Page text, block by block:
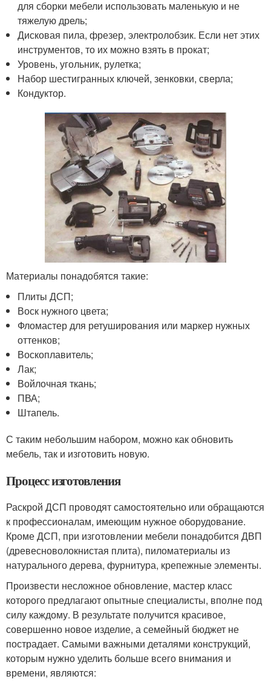
для сборки мебели использовать маленькую и не
тяжелую дрель;
Дисковая пила, фрезер, электролобзик. Если нет этих
инструментов, то их можно взять в прокат;
Уровень, угольник, рулетка;
Набор шестигранных ключей, зенковки, сверла;
Кондуктор.
Материалы понадобятся такие:
Плиты ДСП;
Воск нужного цвета;
Фломастер для ретуширования или маркер нужных
оттенков;
Воскоплавитель;
Лак;
Войлочная ткань;
ПВА;
Штапель.
С таким небольшим набором, можно как обновить
мебель, так и изготовить новую.
Процесс изготовления
Раскрой ДСП проводят самостоятельно или обращаются
к профессионалам, имеющим нужное оборудование.
Кроме ДСП, при изготовлении мебели понадобится ДВП
(древесноволокнистая плита), пиломатериалы из
натурального дерева, фурнитура, крепежные элементы.
Произвести несложное обновление, мастер класс
которого предлагают опытные специалисты, вполне под
силу каждому. В результате получится красивое,
совершенно новое изделие, а семейный бюджет не
пострадает. Самыми важными деталями конструкций,
которым нужно уделить больше всего внимания и
времени, являются: